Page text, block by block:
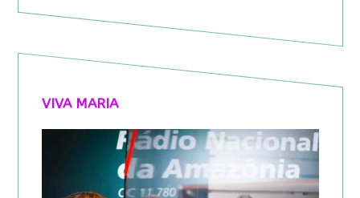
VIVA MARIA